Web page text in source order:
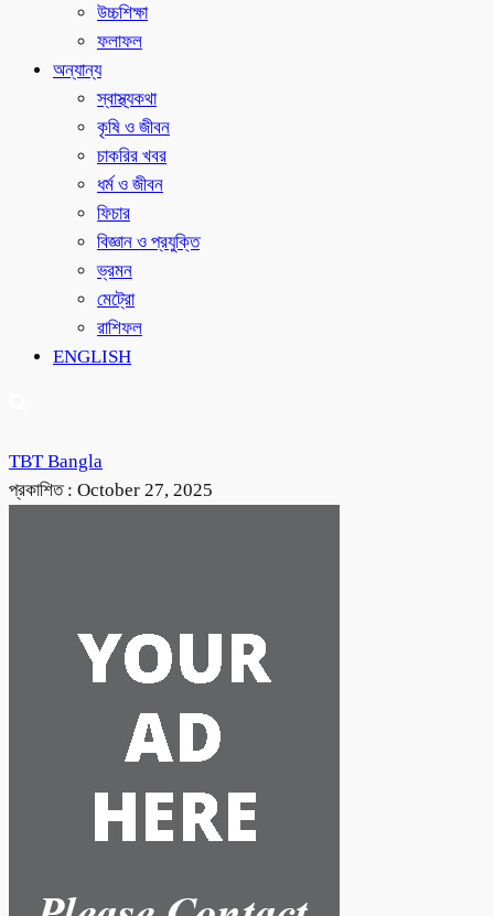
উচ্চশিক্ষা
ফলাফল
অন্যান্য
স্বাস্থ্যকথা
কৃষি ও জীবন
চাকরির খবর
ধর্ম ও জীবন
ফিচার
বিজ্ঞান ও প্রযুক্তি
ভ্রমন
মেট্রো
রাশিফল
ENGLISH
TBT Bangla
প্রকাশিত : October 27, 2025